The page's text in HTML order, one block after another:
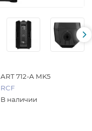
ART 712-A MK5
RCF
В наличии